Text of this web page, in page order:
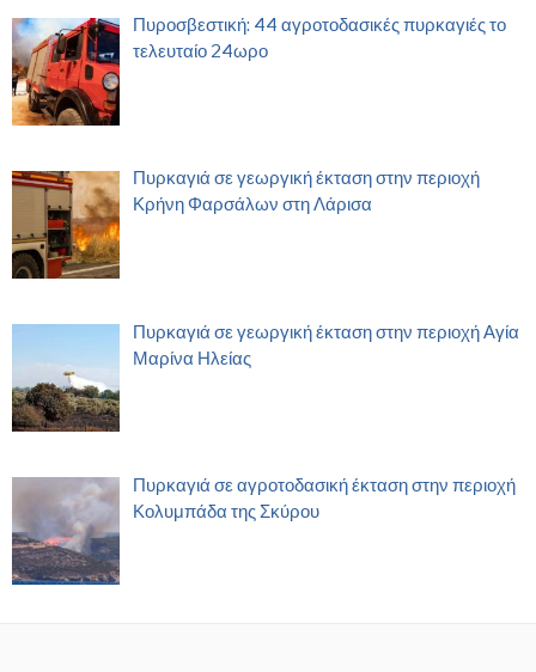
Πυροσβεστική: 44 αγροτοδασικές πυρκαγιές το
τελευταίο 24ωρο
Πυρκαγιά σε γεωργική έκταση στην περιοχή
Κρήνη Φαρσάλων στη Λάρισα
Πυρκαγιά σε γεωργική έκταση στην περιοχή Αγία
Μαρίνα Ηλείας
Πυρκαγιά σε αγροτοδασική έκταση στην περιοχή
Κολυμπάδα της Σκύρου